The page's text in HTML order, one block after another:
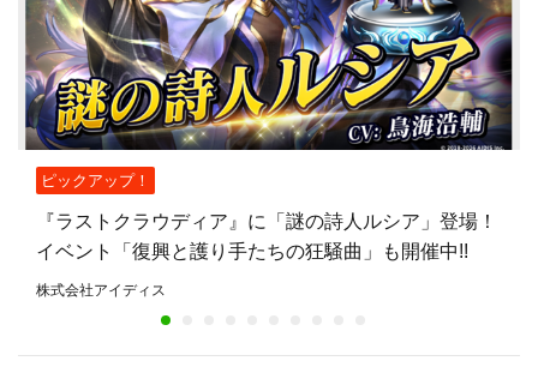
ピックアップ！
『ラストクラウディア』に「謎の詩人ルシア」登場！
イベント「復興と護り手たちの狂騒曲」も開催中!!
株式会社アイディス